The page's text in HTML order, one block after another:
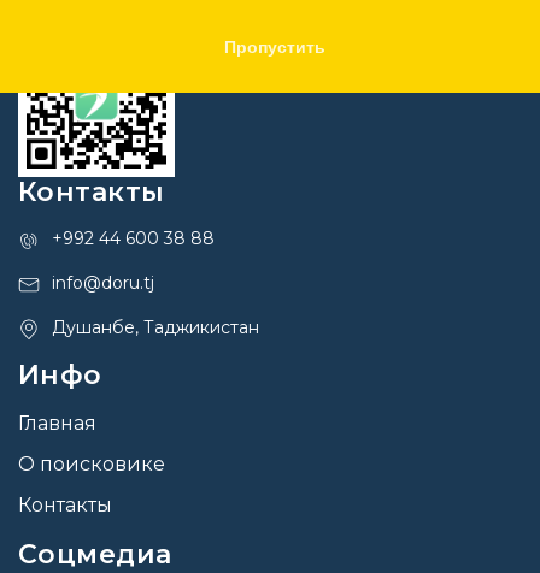
Пропустить
Контакты
+992 44 600 38 88
info@doru.tj
Душанбе, Таджикистан
Инфо
Главная
О поисковике
Контакты
Соцмедиа